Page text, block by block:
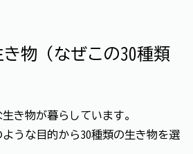
物（なぜこの30種類
き物が暮らしています。
うな目的から30種類の生き物を選